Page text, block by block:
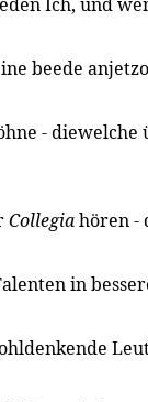
beede
- diewelche
Collegiahören -
in